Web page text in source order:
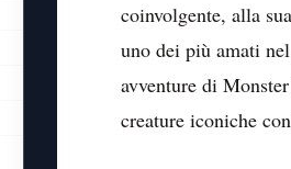
coinvolgente, alla
uno dei più amati
avventure di
creature iconiche